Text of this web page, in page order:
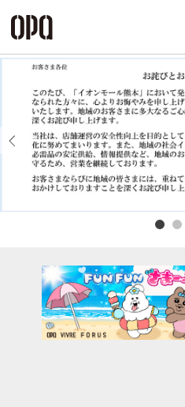
Previous